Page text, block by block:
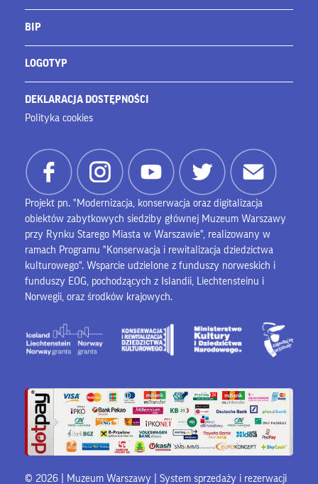
BIP
LOGOTYP
DEKLARACJA DOSTĘPNOŚCI
Polityka cookies
Projekt pn. "Modernizacja, konserwacja oraz digitalizacja
obiektów zabytkowych siedziby głównej Muzeum Warszawy
przy Rynku Starego Miasta w Warszawie", realizowany w
ramach Programu "Konserwacja i rewitalizacja dziedzictwa
kulturowego". Wsparcie udzielone z funduszy norweskich i
funduszy EOG, pochodzących z Islandii, Liechtensteinu i
Norwegii, oraz środków krajowych.
© 2026 | Muzeum Warszawy | System sprzedaży i rezerwacji